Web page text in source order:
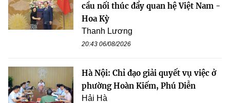
cầu nối thúc đẩy quan hệ Việt Nam -
Hoa Kỳ
Thanh Lương
20:43 06/08/2026
Hà Nội: Chỉ đạo giải quyết vụ việc ở
phường Hoàn Kiếm, Phú Diễn
Hải Hà